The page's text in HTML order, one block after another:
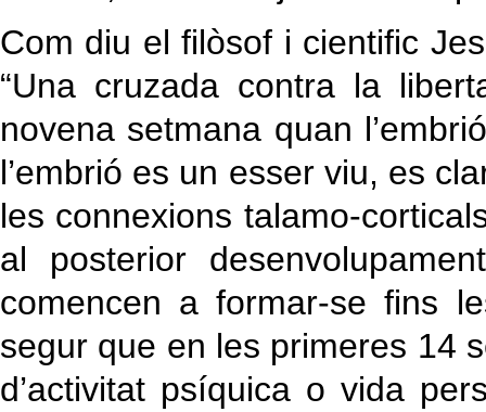
Com diu el filòsof i cientific
“Una cruzada contra la
novena setmana quan
l’embrió es un esser viu, es
les connexions talamo-
al posterior
comencen a formar-se fins
segur que en les primeres 14
d’activitat psíquica o vida